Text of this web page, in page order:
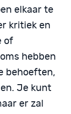
elkaar te
kritiek en
of
hebben
behoeften,
Je kunt
er zal